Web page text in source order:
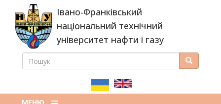
основного
вмісту
Івано-Франківський
національний технічний
університет нафти і газу
ПОШУКОВА
ПОШУК Пошук